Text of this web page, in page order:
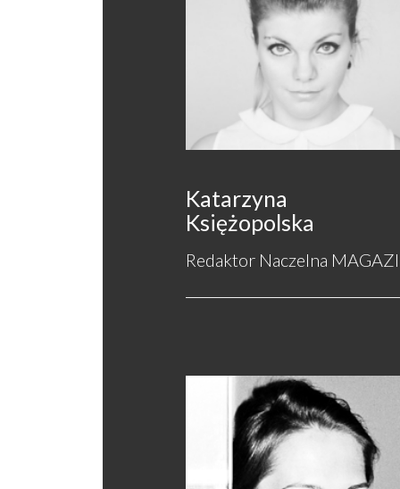
Katarzyna
Księżopolska
Redaktor Naczelna